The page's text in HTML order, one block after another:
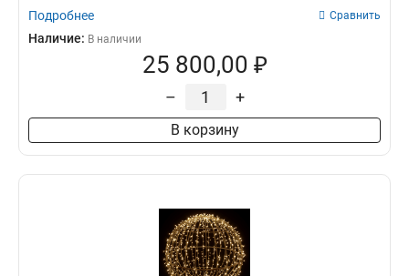
Подробнее Сравнить
Наличие: В наличии
25 800,00 ₽
– +
В корзину